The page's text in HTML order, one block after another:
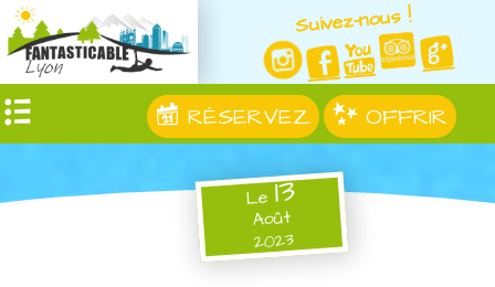
Suivez-nous !
RÉSERVEZ OFFRIR
Le13
Août
2023